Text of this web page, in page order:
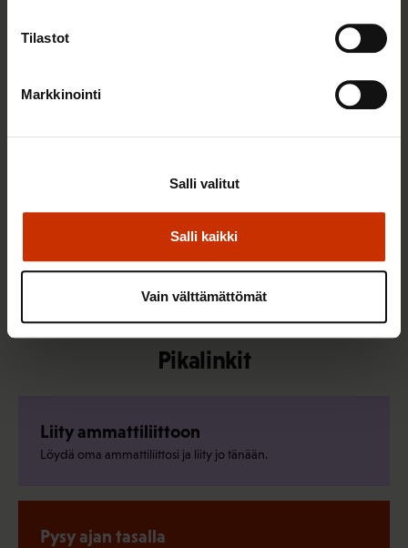
Tilastot
Markkinointi
Salli kaikki
Salli valitut
Vain välttämättömät
3.8.2026 10:05
työsuhdeneuvonnan asiantuntijaksi
Pikalinkit
Liity ammattiliittoon
Löydä oma ammattiliittosi ja liity jo tänään.
Pysy ajan tasalla